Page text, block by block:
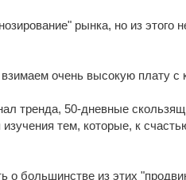
рынка, но из этого
очень высокую плату с
тренда, 50-дневные
тем, которые, к
о большинстве из этих